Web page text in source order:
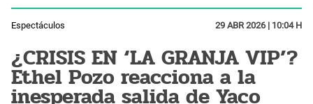
Espectáculos 29 ABR 2026 | 10:04 H
¿CRISIS EN ‘LA GRANJA VIP’?
Ethel Pozo reacciona a la
inesperada salida de Yaco